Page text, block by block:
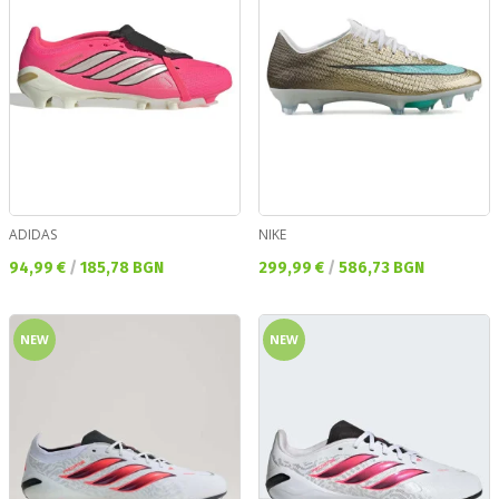
ADIDAS
Текуща цена:
94,99 € / 185,78 BGN
NIKE
Текуща цена:
299,99 € / 586,73 BGN
NEW NEW